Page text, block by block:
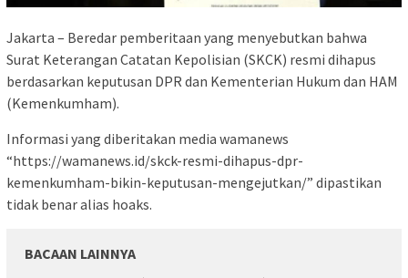
Jakarta – Beredar pemberitaan yang menyebutkan bahwa
Surat Keterangan Catatan Kepolisian (SKCK) resmi dihapus
berdasarkan keputusan DPR dan Kementerian Hukum dan HAM
(Kemenkumham).
Informasi yang diberitakan media wamanews
“https://wamanews.id/skck-resmi-dihapus-dpr-
kemenkumham-bikin-keputusan-mengejutkan/” dipastikan
tidak benar alias hoaks.
BACAAN LAINNYA